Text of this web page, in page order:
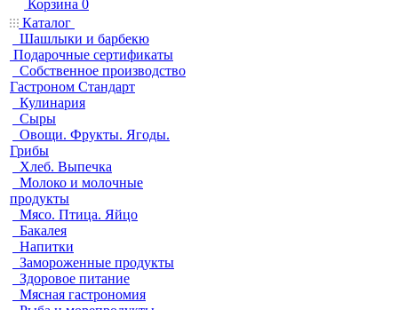
Корзина 0
Каталог
Шашлыки и барбекю
Подарочные сертификаты
Собственное производство
Гастроном Стандарт
Кулинария
Сыры
Овощи. Фрукты. Ягоды.
Грибы
Хлеб. Выпечка
Молоко и молочные
продукты
Мясо. Птица. Яйцо
Бакалея
Напитки
Замороженные продукты
Здоровое питание
Мясная гастрономия